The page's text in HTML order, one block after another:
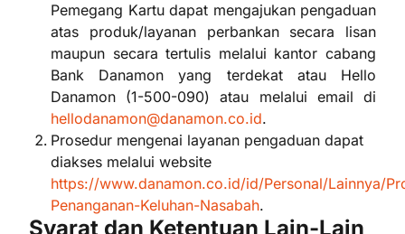
Pemegang Kartu dapat mengajukan pengaduan
atas produk/layanan perbankan secara lisan
maupun secara tertulis melalui kantor cabang
Bank Danamon yang terdekat atau Hello
Danamon (1-500-090) atau melalui email di
hellodanamon@danamon.co.id.
Prosedur mengenai layanan pengaduan dapat
diakses melalui website
https://www.danamon.co.id/id/Personal/Lainnya/
Penanganan-Keluhan-Nasabah.
Syarat dan Ketentuan Lain-Lain